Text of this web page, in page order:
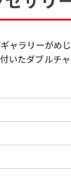
ャラリーがめ
いたダブルチ